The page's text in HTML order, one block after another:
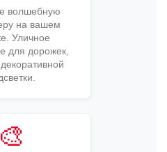
волшебную
на вашем
Уличное
для дорожек,
🎨